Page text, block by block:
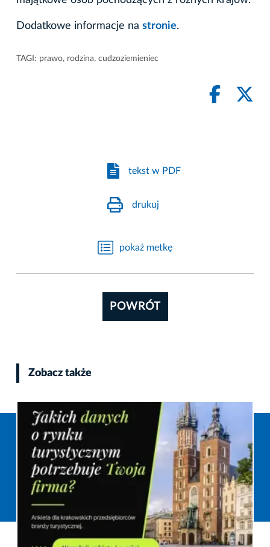
Dodatkowe informacje na stronie.
TAGI: prawo, rodzina, cudzoziemieniec
tekst w PDF
drukuj
pokaż metkę
POWRÓT
Zobacz także